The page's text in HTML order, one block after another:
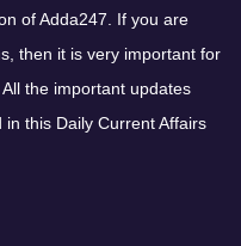
of Adda247. If you are
then it is very important for
the important updates
this Daily Current Affairs